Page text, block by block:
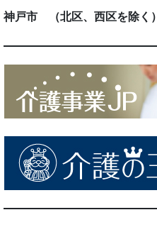
神戸市 （北区、西区を除く）